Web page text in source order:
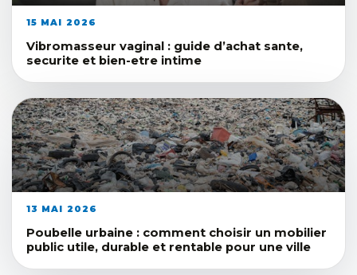
15 MAI 2026
Vibromasseur vaginal : guide d’achat sante,
securite et bien-etre intime
13 MAI 2026
Poubelle urbaine : comment choisir un mobilier
public utile, durable et rentable pour une ville